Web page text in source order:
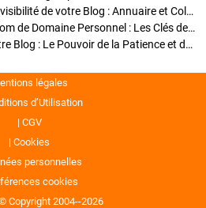
Stratégies pour améliorer la visibilité de votre Blog : Annuaire et Collaborations
Pourquoi Investir dans un Nom de Domaine Personnel : Les Clés de la Réussite de Votre Blog
Comment Faire Émerger Votre Blog : Le Pouvoir de la Patience et de la Persévérance
légales
d’Utilisation
CGV
Cookies
personnelles
cookies
Copyright 2004--2026